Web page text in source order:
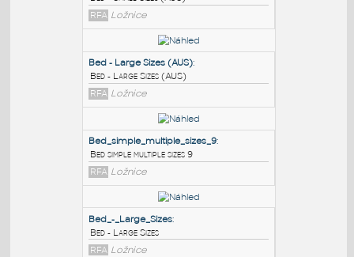
PODOBNÉ BLOKY
Bed - Small Sizes (AUS):
Bed - Small Sizes (AUS)
RFA Ložnice
Bed - Large Sizes (AUS)
Bed - Large Sizes (AUS)
RFA Ložnice